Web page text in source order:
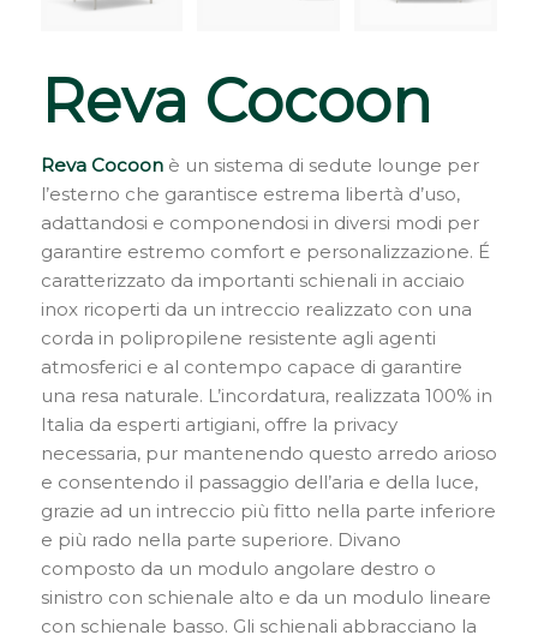
Reva Cocoon
Reva Cocoonè un sistema di sedute lounge per
l’esterno che garantisce estrema libertà d’uso,
adattandosi e componendosi in diversi modi per
garantire estremo comfort e personalizzazione. É
caratterizzato da importanti schienali in acciaio
inox ricoperti da un intreccio realizzato con una
corda in polipropilene resistente agli agenti
atmosferici e al contempo capace di garantire
una resa naturale. L’incordatura, realizzata 100% in
Italia da esperti artigiani, offre la privacy
necessaria, pur mantenendo questo arredo arioso
e consentendo il passaggio dell’aria e della luce,
grazie ad un intreccio più fitto nella parte inferiore
e più rado nella parte superiore. Divano
composto da un modulo angolare destro o
sinistro con schienale alto e da un modulo lineare
con schienale basso. Gli schienali abbracciano la